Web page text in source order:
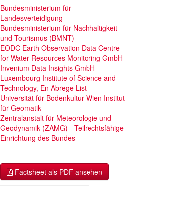
Bundesministerium für
Landesverteidigung
Bundesministerium für Nachhaltigkeit
und Tourismus (BMNT)
EODC Earth Observation Data Centre
for Water Resources Monitoring GmbH
Invenium Data Insights GmbH
Luxembourg Institute of Science and
Technology, En Abrege List
Universität für Bodenkultur Wien Institut
für Geomatik
Zentralanstalt für Meteorologie und
Geodynamik (ZAMG) - Teilrechtsfähige
Einrichtung des Bundes
Factsheet als PDF ansehen